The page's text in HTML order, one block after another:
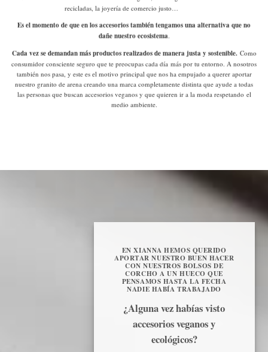
recicladas, la joyería de comercio justo…
Es el momento de que en los accesorios también tengamos una alternativa que no
dañe nuestro ecosistema.
Cada vez se demandan más productos realizados de manera justa y sostenible. Como
consumidor consciente seguro que te preocupas cada día más por tu entorno. A nosotros
también nos pasa, y este es el motivo principal que nos ha empujado a querer aportar
nuestro granito de arena creando una marca completamente distinta que ayude a todas
las personas que buscan accesorios veganos y que quieren ir a la moda respetando el
medio ambiente.
EN XIANNA HEMOS QUERIDO
APORTAR NUESTRO BUEN HACER
CON NUESTROS BOLSOS DE
CORCHO A UN HUECO QUE
PENSAMOS HASTA LA FECHA
NADIE HABÍA TRABAJADO
¿Alguna vez habías visto
accesorios veganos y
ecológicos?